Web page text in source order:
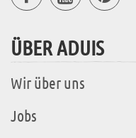
ÜBER ADUIS
Wir über uns
Jobs